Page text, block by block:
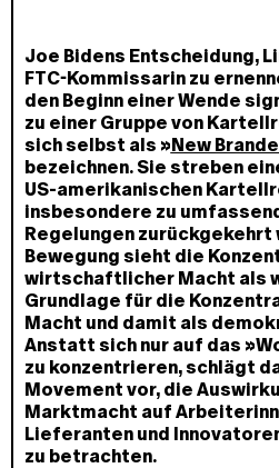
Joe Bidens Entscheidung,
FTC-Kommissarin zu
den Beginn einer Wende
zu einer Gruppe von
sich selbst als »New
bezeichnen. Sie streben
US-amerikanischen
insbesondere zu
Regelungen zurückgekehrt
Bewegung sieht die
wirtschaftlicher Macht als
Grundlage für die
Macht und damit als
Anstatt sich nur auf das
zu konzentrieren, schlägt
Movement vor, die
Marktmacht auf
Lieferanten und
zu betrachten.